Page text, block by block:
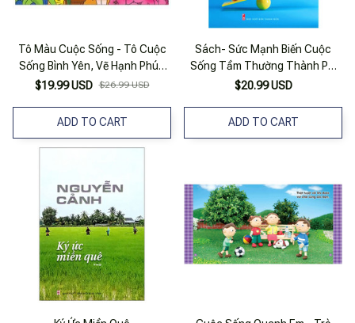
Tô Màu Cuộc Sống - Tô Cuộc
Sống Bình Yên, Vẽ Hạnh Phúc
Mỗi Ngày
$19.99 USD $26.99 USD
ADD TO CART
Sách- Sức Mạnh Biến Cuộc
Sống Tầm Thường Thành Phi
Thường (Ml)
$20.99 USD
ADD TO CART